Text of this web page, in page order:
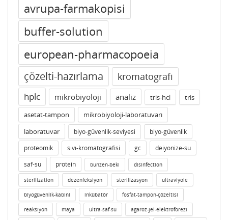
avrupa-farmakopisi
buffer-solution
european-pharmacopoeia
çözelti-hazırlama kromatografi
hplc mikrobiyoloji analiz tris-hcl
tris
asetat-tampon
mikrobiyoloji-laboratuvarı
laboratuvar
biyo-güvenlik-seviyesi
biyo-güvenlik
proteomik
sıvı-kromatografisi gc
deiyonize-su
saf-su
protein bunzen-beki disinfection
sterilization dezenfeksiyon sterilizasyon ultraviyole
biyogüvenlik-kabini inkübatör fosfat-tampon-çözeltisi
reaksiyon maya ultra-saf-su agaroz-jel-elektroforezi